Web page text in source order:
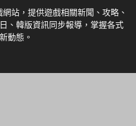
站，提供遊戲相關新聞、攻略、
、韓版資訊同步報導，掌握各式
動態。